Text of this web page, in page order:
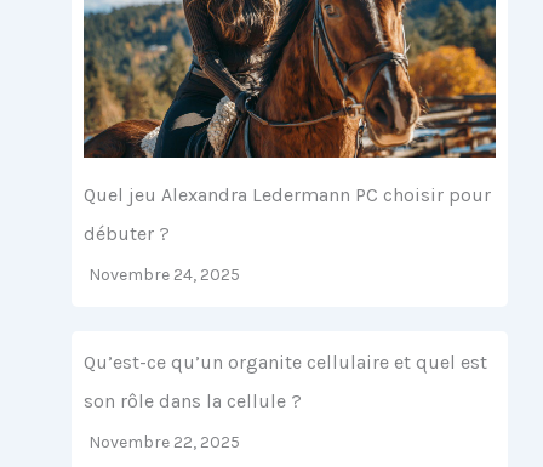
Quel jeu Alexandra Ledermann PC choisir pour
débuter ?
Novembre 24, 2025
Qu’est-ce qu’un organite cellulaire et quel est
son rôle dans la cellule ?
Novembre 22, 2025